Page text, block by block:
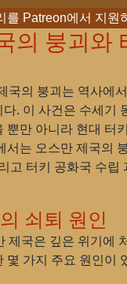
를 Patreon에서 지원
의 붕괴와
국의 붕괴는 역사에
. 이 사건은 수세기
뿐만 아니라 현대 터
서는 오스만 제국의
고 터키 공화국 수립
쇠퇴 원인
제국은 깊은 위기에
몇 가지 주요 원인이